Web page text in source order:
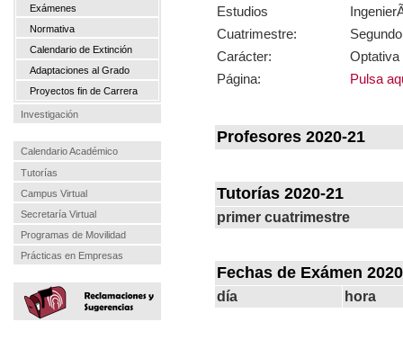
Exámenes
Normativa
Calendario de Extinción
Adaptaciones al Grado
Proyectos fin de Carrera
Investigación
Calendario Académico
Tutorías
Campus Virtual
Secretaría Virtual
Programas de Movilidad
Prácticas en Empresas
Estudios
Cuatrimestre:
Carácter:
Optativa
Página:
Pulsa
Profesores 2020-21
Tutorías 2020-21
primer cuatrimestre
Fechas de Exámen
día hora